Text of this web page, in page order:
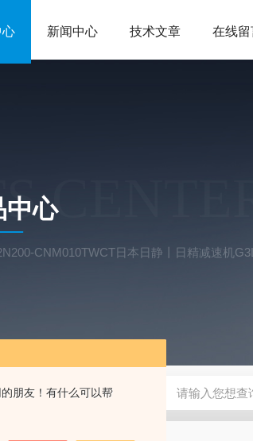
朋友！有什么可以帮
心 新闻中心 技术文章 在线留
CENTER
中心
CNM010TWCT日本日静丨日精减速机
代理金器Mindman电磁阀MVSD-180-4E1-